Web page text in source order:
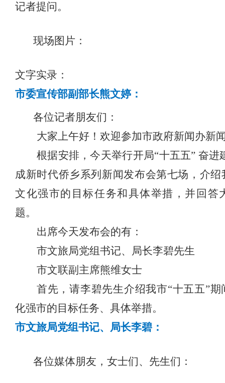
记者提问。
现场图片：
文字实录：
市委宣传部副部长熊文婷：
各位记者朋友们：
大家上午好！欢迎参加市政府新闻办新
根据安排，今天举行开局“十五五” 奋进
成新时代侨乡系列新闻发布会第七场，介绍
文化强市的目标任务和具体举措，并回答
题。
出席今天发布会的有：
市文旅局党组书记、局长李碧先生
市文联副主席熊维女士
首先，请李碧先生介绍我市“十五五”
化强市的目标任务、具体举措。
市文旅局党组书记、局长李碧：
各位媒体朋友，女士们、先生们：